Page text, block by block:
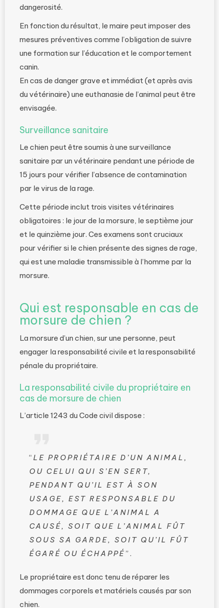
dangerosité.
En fonction du résultat, le maire peut imposer des
mesures préventives comme l’obligation de suivre
une formation sur l’éducation et le comportement
canin.
En cas de danger grave et immédiat (et après avis
du vétérinaire) une euthanasie de l’animal peut être
envisagée.
Surveillance sanitaire
Le chien peut être soumis à une surveillance
sanitaire par un vétérinaire pendant une période de
15 jours pour vérifier l’absence de contamination
par le virus de la rage.
Cette période inclut trois visites vétérinaires
obligatoires : le jour de la morsure, le septième jour
et le quinzième jour. Ces examens sont cruciaux
pour vérifier si le chien présente des signes de rage,
qui est une maladie transmissible à l’homme par la
morsure.
Qui est responsable en cas de
morsure de chien ?
La morsure d’un chien, sur une personne, peut
engager la responsabilité civile et la responsabilité
pénale du propriétaire.
La responsabilité civile du propriétaire en
cas de morsure de chien
L’article 1243 du Code civil dispose :
“ LE PROPRIÉTAIRE D’UN ANIMAL,
OU CELUI QUI S’EN SERT,
PENDANT QU’IL EST À SON
USAGE, EST RESPONSABLE DU
DOMMAGE QUE L’ANIMAL A
CAUSÉ, SOIT QUE L’ANIMAL FÛT
SOUS SA GARDE, SOIT QU’IL FÛT
ÉGARÉ OU ÉCHAPPÉ”.
Le propriétaire est donc tenu de réparer les
dommages corporels et matériels causés par son
chien.